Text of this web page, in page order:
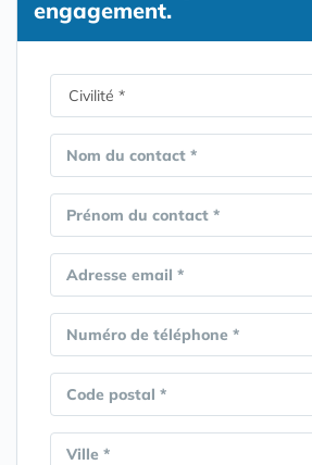
engagement.
Nom du contact *
Prénom du contact *
Adresse email *
Numéro de téléphone *
Code postal *
Ville *